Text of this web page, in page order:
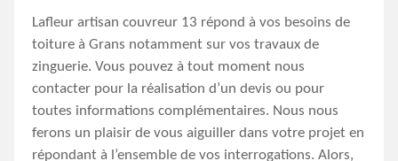
Lafleur artisan couvreur 13 répond à vos besoins de
toiture à Grans notamment sur vos travaux de
zinguerie. Vous pouvez à tout moment nous
contacter pour la réalisation d’un devis ou pour
toutes informations complémentaires. Nous nous
ferons un plaisir de vous aiguiller dans votre projet en
répondant à l’ensemble de vos interrogations. Alors,